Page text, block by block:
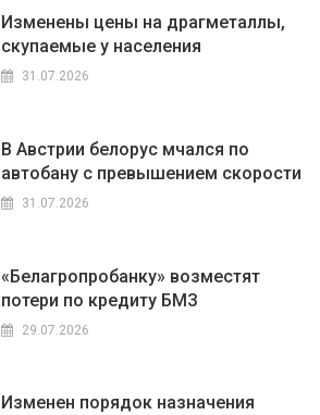
Изменены цены на драгметаллы,
скупаемые у населения
31.07.2026
В Австрии белорус мчался по
автобану с превышением скорости
31.07.2026
«Белагропробанку» возместят
потери по кредиту БМЗ
29.07.2026
Изменен порядок назначения